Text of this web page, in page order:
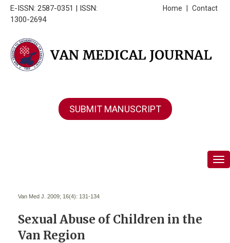
E-ISSN: 2587-0351 | ISSN:
1300-2694
Contact
Home
SUBMIT MANUSCRIPT
Van Med J. 2009; 16(4): 131-134
Sexual Abuse of Children in the
Van Region